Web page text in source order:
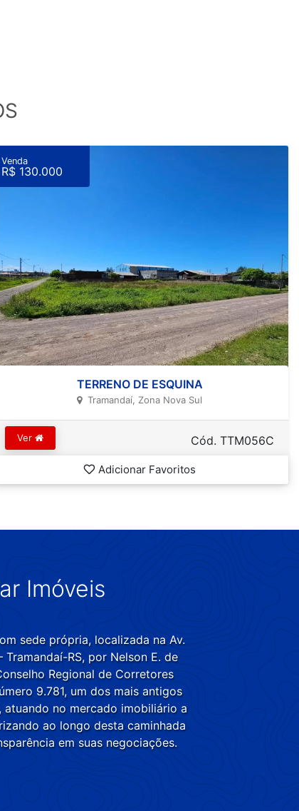
Venda
R$ 130.000
TERRENO DE ESQUINA
Tramandaí, Zona Nova Sul
Ver Cód. TTM056C
Adicionar Favoritos
Imóveis
sede própria, localizada na Av.
Tramandaí-RS, por Nelson E. de
Regional de Corretores
9.781, um dos mais antigos
no mercado imobiliário a
ao longo desta caminhada
em suas negociações.